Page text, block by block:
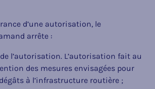
d’une autorisation, le
arrête :
l’autorisation. L’autorisation fait au
des mesures envisagées pour
à l’infrastructure routière ;